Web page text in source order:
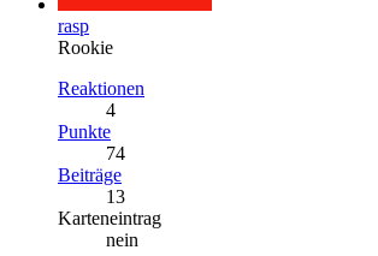
rasp
Rookie
Reaktionen
4
Punkte
74
Beiträge
13
Karteneintrag
nein